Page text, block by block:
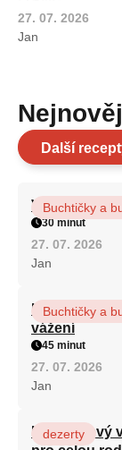
27. 07. 2026
Jan
Další
Vláčná
Buchtičky a
30 minut
27. 07. 2026
Jan
Hrnková
vážení
Buchtičky a
45 minut
27. 07. 2026
Jan
Karamelový
dezerty